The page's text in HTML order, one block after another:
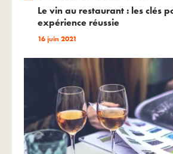
Le vin au restaurant : les clés
expérience réussie
16 juin 2021